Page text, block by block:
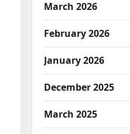
March 2026
February 2026
January 2026
December 2025
March 2025